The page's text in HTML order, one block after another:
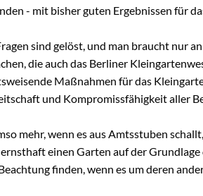
- mit bisher guten Ergebnissen für
sind gelöst, und man braucht nur
die auch das Berliner
Maßnahmen für das
und Kompromissfähigkeit aller
mehr, wenn es aus Amtsstuben
einen Garten auf der
finden, wenn es um deren